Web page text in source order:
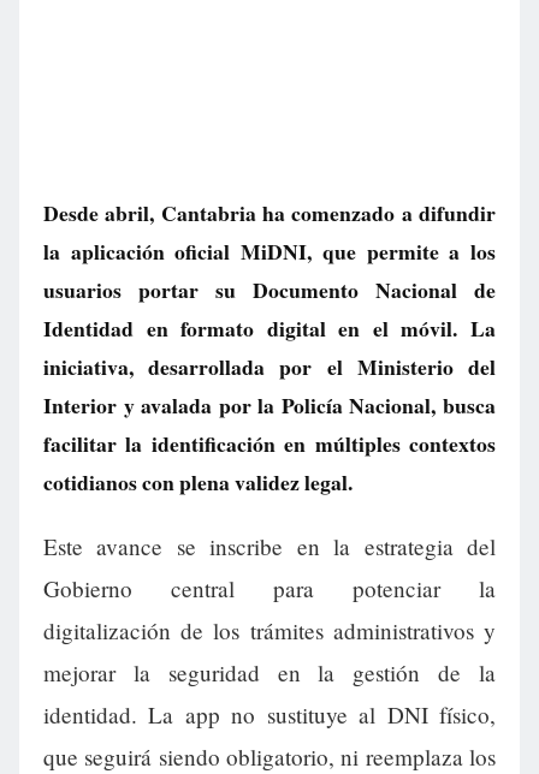
Desde abril, Cantabria ha comenzado a difundir
la aplicación oficial MiDNI, que permite a los
usuarios portar su Documento Nacional de
Identidad en formato digital en el móvil. La
iniciativa, desarrollada por el Ministerio del
Interior y avalada por la Policía Nacional, busca
facilitar la identificación en múltiples contextos
cotidianos con plena validez legal.
Este avance se inscribe en la estrategia del
Gobierno central para potenciar la
digitalización de los trámites administrativos y
mejorar la seguridad en la gestión de la
identidad. La app no sustituye al DNI físico,
que seguirá siendo obligatorio, ni reemplaza los